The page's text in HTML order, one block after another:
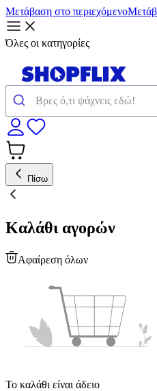
Μετάβαση στο περιεχόμενο
Όλες οι κατηγορίες
Πίσω
Καλάθι αγορών
Αφαίρεση όλων
Το καλάθι είναι άδειο